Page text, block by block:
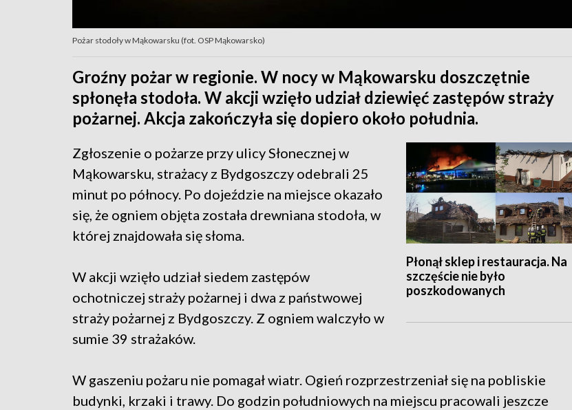
Pożar stodoły w Mąkowarsku (fot. OSP Mąkowarsko)
Groźny pożar w regionie. W nocy w Mąkowarsku doszczętnie
spłonęła stodoła. W akcji wzięło udział dziewięć zastępów straży
pożarnej. Akcja zakończyła się dopiero około południa.
Płonął sklep i restauracja. Na
szczęście nie było
poszkodowanych
Zgłoszenie o pożarze przy ulicy Słonecznej w
Mąkowarsku, strażacy z Bydgoszczy odebrali 25
minut po północy. Po dojeździe na miejsce okazało
się, że ogniem objęta została drewniana stodoła, w
której znajdowała się słoma.
W akcji wzięło udział siedem zastępów
ochotniczej straży pożarnej i dwa z państwowej
straży pożarnej z Bydgoszczy. Z ogniem walczyło w
sumie 39 strażaków.
W gaszeniu pożaru nie pomagał wiatr. Ogień rozprzestrzeniał się na pobliskie
budynki, krzaki i trawy. Do godzin południowych na miejscu pracowali jeszcze